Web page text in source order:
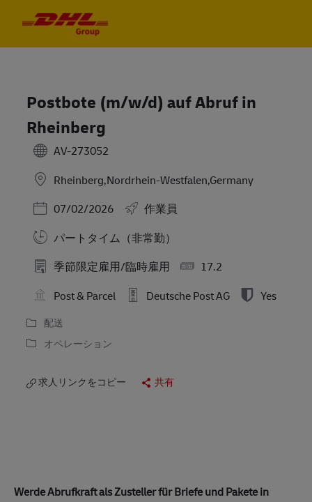
Postbote (m/w/d) auf Abruf in
Rheinberg
AV-273052
Rheinberg,Nordrhein-Westfalen,Germany
Posted Date
07/02/2026
作業員
パートタイム（非常勤）
季節限定雇用/臨時雇用
17.2
Post & Parcel
Deutsche Post AG Yes
配送
オペレーション
求人リンクをコピー 共有
Werde Abrufkraft als Zusteller für Briefe und Pakete in